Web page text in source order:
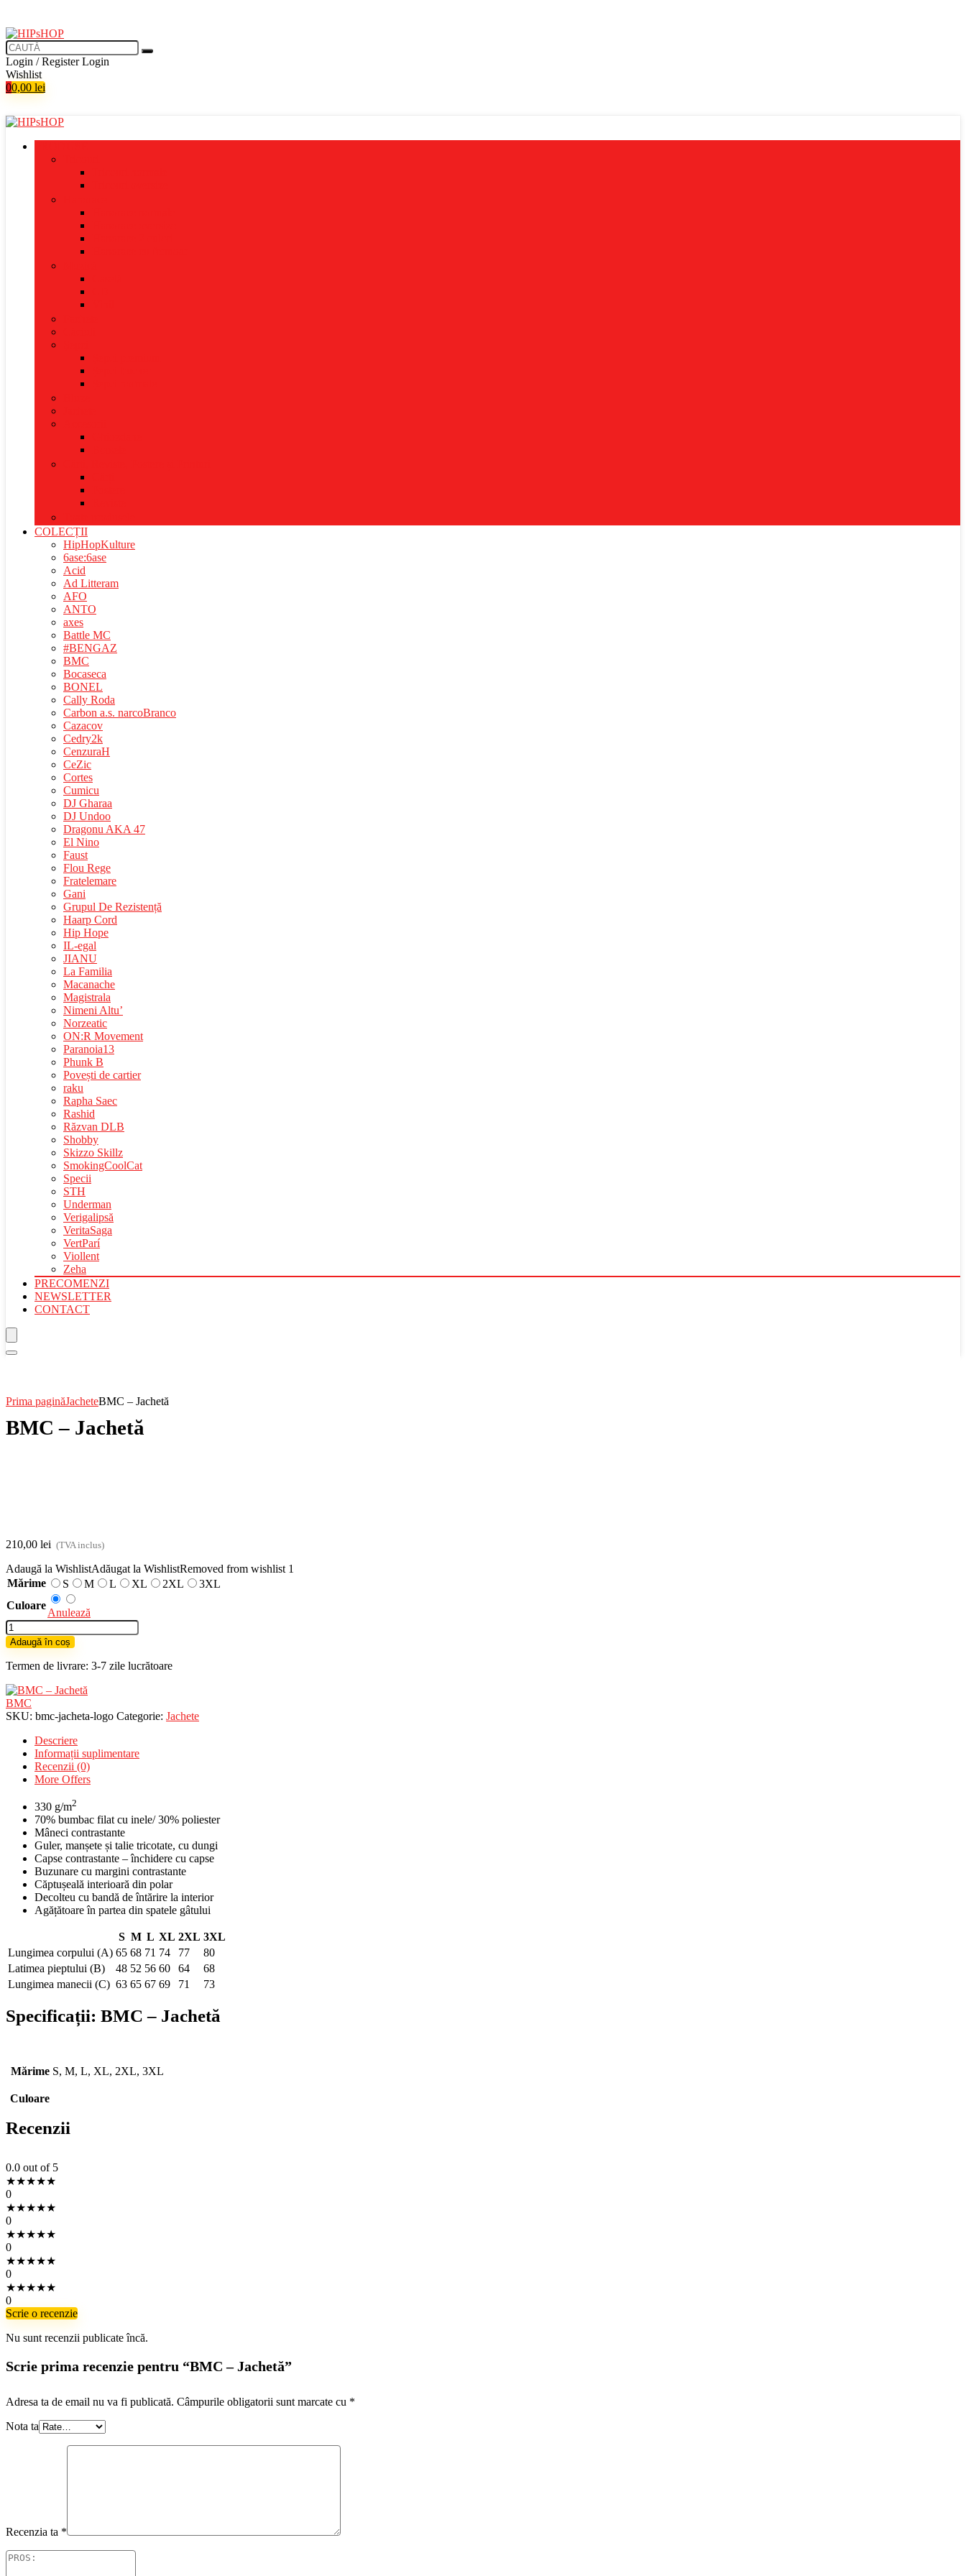
Login / Register Login
Wishlist
00,00 lei
COLECȚII
HipHopKulture
6ase:6ase
Acid
Ad Litteram
AFO
ANTO
axes
Battle MC
#BENGAZ
BMC
Bocaseca
BONEL
Cally Roda
Carbon a.s. narcoBranco
Cazacov
Cedry2k
CenzuraH
CeZic
Cortes
Cumicu
DJ Gharaa
DJ Undoo
Dragonu AKA 47
El Nino
Faust
Flou Rege
Fratelemare
Gani
Grupul De Rezistență
Haarp Cord
Hip Hope
IL-egal
JIANU
La Familia
Macanache
Magistrala
Nimeni Altu’
Norzeatic
ON:R Movement
Paranoia13
Phunk B
Povești de cartier
raku
Rapha Saec
Rashid
Răzvan DLB
Shobby
Skizzo Skillz
SmokingCoolCat
Specii
STH
Underman
Verigalipsă
VeritaSaga
VertParí
Viollent
Zeha
PRECOMENZI
NEWSLETTER
CONTACT
Prima paginăJacheteBMC – Jachetă
BMC – Jachetă
210,00 lei (TVA inclus)
Adaugă la WishlistAdăugat la WishlistRemoved from wishlist 1
Mărime
S M L XL 2XL
3XL
Culoare
Anulează
Cantitate
BMC
-
Jachetă
Adaugă în coș
Termen de livrare: 3-7 zile lucrătoare
BMC
SKU: bmc-jacheta-logo Categorie: Jachete
Descriere
Informații suplimentare
Recenzii (0)
More Offers
330 g/m2
70% bumbac filat cu inele/ 30% poliester
Mâneci contrastante
Guler, manșete și talie tricotate, cu dungi
Capse contrastante – închidere cu capse
Buzunare cu margini contrastante
Căptușeală interioară din polar
Decolteu cu bandă de întărire la interior
Agățătoare în partea din spatele gâtului
S M L XL 2XL 3XL
Lungimea corpului (A) 65 68 71 74 77
80
Latimea pieptului (B)
48 52 56 60 64
68
Lungimea manecii (C) 63 65 67 69 71 73
Specificații: BMC – Jachetă
Mărime S, M, L, XL, 2XL, 3XL
Culoare
Recenzii
0.0 out of 5
★★★★★
0
★★★★★
0
★★★★★
0
★★★★★
0
★★★★★
0
Scrie o recenzie
Nu sunt recenzii publicate încă.
Scrie prima recenzie pentru “BMC – Jachetă”
Adresa ta de email nu va fi publicată. Câmpurile obligatorii sunt marcate cu *
Nota ta
Recenzia ta *